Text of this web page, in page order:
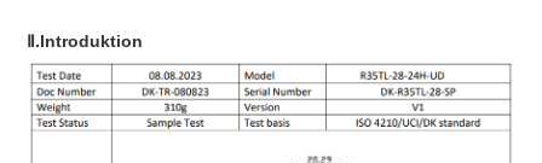
Ⅱ.Introduktion